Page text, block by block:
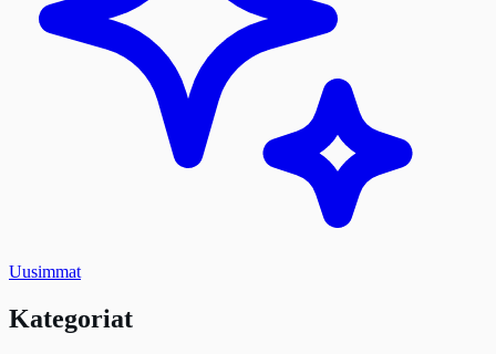
Uusimmat
Kategoriat